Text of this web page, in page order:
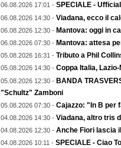
06.08.2026 17:01 - SPECIALE -
06.08.2026 14:30 - Viadana, ecco il
06.08.2026 12:30 - Mantova: oggi in
06.08.2026 07:30 - Mantova: attesa
05.08.2026 16:31 - Tributo a Phil
05.08.2026 14:30 - Coppa Italia,
05.08.2026 12:30 - BANDA
"Schultz" Zamboni
05.08.2026 07:30 - Cajazzo: "In B per
04.08.2026 14:30 - Viadana, altro tris
04.08.2026 12:30 - Anche Fiori lascia
04.08.2026 10:11 - SPECIALE - Ciao